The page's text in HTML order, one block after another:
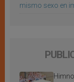
mismo sexo en